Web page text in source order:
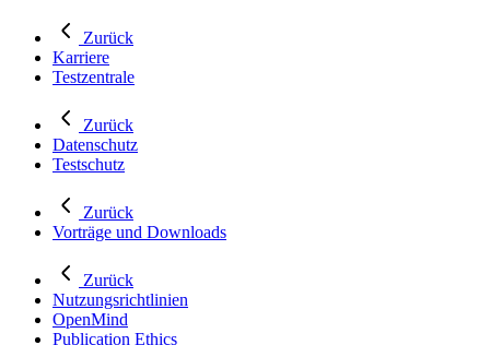
Zurück
Karriere
Testzentrale
Zurück
Datenschutz
Testschutz
Zurück
Vorträge und Downloads
Zurück
Nutzungsrichtlinien
OpenMind
Publication Ethics